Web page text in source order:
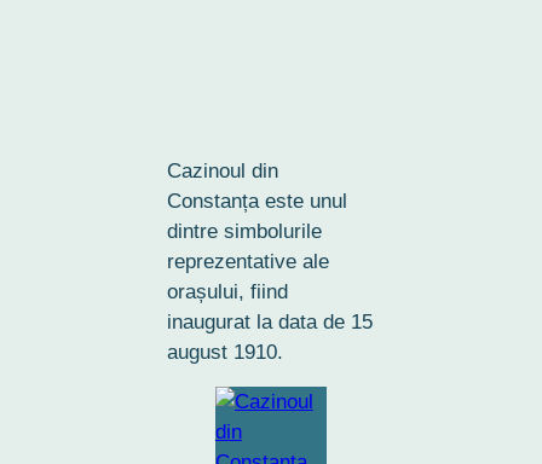
Cazinoul din
Constanța este unul
dintre simbolurile
reprezentative ale
orașului, fiind
inaugurat la data de 15
august 1910.